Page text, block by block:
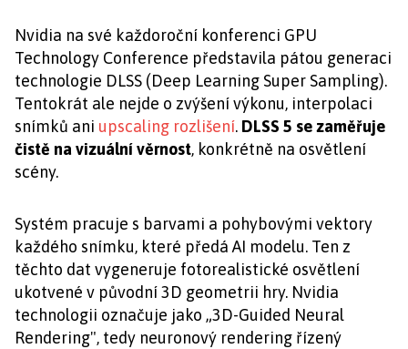
Nvidia na své každoroční konferenci GPU
Technology Conference představila pátou generaci
technologie DLSS (Deep Learning Super Sampling).
Tentokrát ale nejde o zvýšení výkonu, interpolaci
snímků ani upscaling rozlišení. DLSS 5 se zaměřuje
čistě na vizuální věrnost, konkrétně na osvětlení
scény.
Systém pracuje s barvami a pohybovými vektory
každého snímku, které předá AI modelu. Ten z
těchto dat vygeneruje fotorealistické osvětlení
ukotvené v původní 3D geometrii hry. Nvidia
technologii označuje jako „3D-Guided Neural
Rendering", tedy neuronový rendering řízený